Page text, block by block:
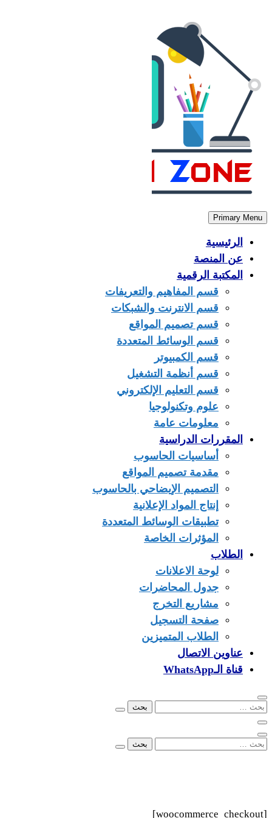
Primary Menu
الرئيسية
عن المنصة
المكتبة الرقمية
قسم المفاهيم والتعريفات
قسم الانترنت والشبكات
قسم تصميم المواقع
قسم الوسائط المتعددة
قسم الكمبيوتر
قسم أنظمة التشغيل
قسم التعليم الإلكتروني
علوم وتكنولوجيا
معلومات عامة
المقررات الدراسية
أساسيات الحاسوب
مقدمة تصميم المواقع
التصميم الإيضاحي بالحاسوب
إنتاج المواد الإعلانية
تطبيقات الوسائط المتعددة
المؤثرات الخاصة
الطلاب
لوحة الاعلانات
جدول المحاضرات
مشاريع التخرج
صفحة التسجيل
الطلاب المتميزين
عناوين الاتصال
قناة الـWhatsApp
البحث
عن:
البحث
[woocommerce_checkout]